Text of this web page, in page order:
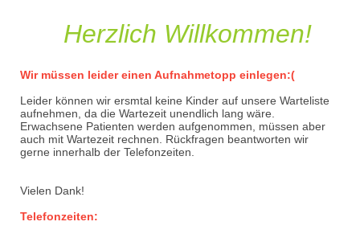
Herzlich Willkommen!
Wir müssen leider einen Aufnahmetopp einlegen:(
Leider können wir ersmtal keine Kinder auf unsere Warteliste
aufnehmen, da die Wartezeit unendlich lang wäre.
Erwachsene Patienten werden aufgenommen, müssen aber
auch mit Wartezeit rechnen. Rückfragen beantworten wir
gerne innerhalb der Telefonzeiten.
Vielen Dank!
Telefonzeiten: